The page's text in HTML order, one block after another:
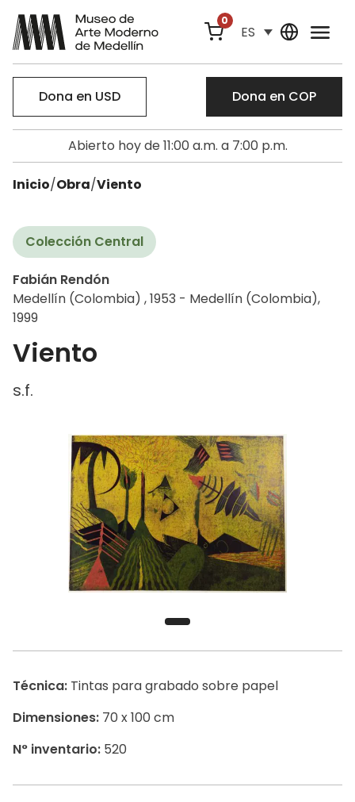
0
ES
Dona en USD Dona en COP
Abierto hoy de 11:00 a.m. a 7:00 p.m.
Inicio/Obra/Viento
Colección Central
Fabián Rendón
Medellín (Colombia) , 1953 - Medellín (Colombia),
1999
Viento
s.f.
Técnica: Tintas para grabado sobre papel
Dimensiones: 70 x 100 cm
N° inventario: 520